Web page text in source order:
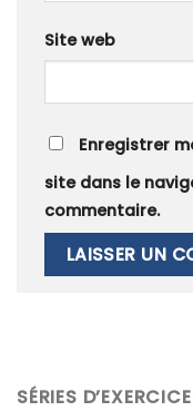
SÉRIES
Site web
Enregistrer
site dans le
commentaire.